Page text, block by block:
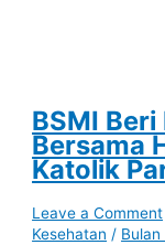
BSMI
Bersama
Katolik
Leave a Comment
Kesehatan /